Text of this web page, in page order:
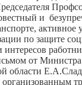
и
активное
по защите
от
области